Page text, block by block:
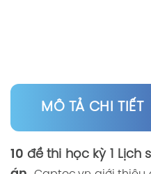
MÔ TẢ CHI TIẾT
10 đề thi học kỳ 1 Lịch